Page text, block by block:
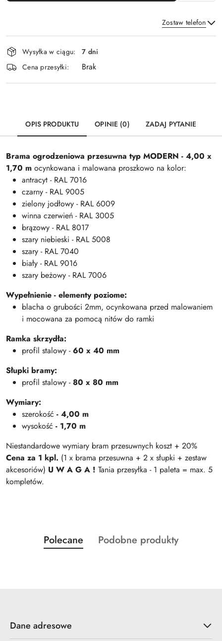
Zostaw telefon
Dostępność
i
dostawa
Wysyłka w ciągu:
7 dni
Cena przesyłki:
Brak
OPIS PRODUKTU OPINIE (0) ZADAJ PYTANIE
Brama ogrodzeniowa przesuwna typ MODERN - 4,00 x
1,70 m ocynkowana i malowana proszkowo na kolor:
antracyt - RAL 7016
czarny - RAL 9005
zielony jodłowy - RAL 6009
winna czerwień - RAL 3005
brązowy - RAL 8017
szary niebieski - RAL 5008
szary - RAL 7040
biały - RAL 9016
szary beżowy - RAL 7006
Wypełnienie - elementy poziome:
blacha o grubości 2mm, ocynkowana przed malowaniem
i mocowana za pomocą nitów do ramki
Ramka skrzydła:
profil stalowy -60 x 40 mm
Słupki bramy:
profil stalowy -80 x 80 mm
Wymiary:
szerokość - 4,00 m
wysokość - 1,70 m
Niestandardowe wymiary bram przesuwnych koszt + 20%
Cena za 1 kpl. (1 x brama przesuwna + 2 x słupki + zestaw
akcesoriów) U W A G A ! Tania przesyłka - 1 paleta = max. 5
kompletów.
Pomiń karuzelę produktów
Produkty
o
Polecane
Produkty
Podobne produkty
Dane adresowe